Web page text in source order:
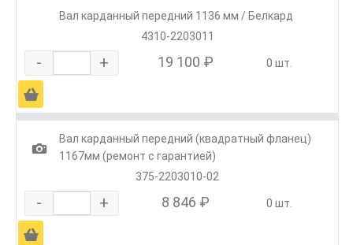
Вал карданный передний 1136 мм / Белкард
4310-2203011
- + 19 100 ₽ 0 шт.
Ä
1
Вал карданный передний (квадратный фланец)
1167мм (ремонт с гарантией)
375-2203010-02
- + 8 846 ₽ 0 шт.
Ä